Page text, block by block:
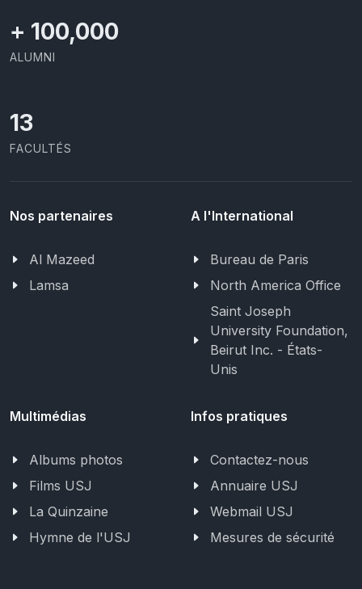
+ 100,000
ALUMNI
13
FACULTÉS
Nos partenaires
Al Mazeed
Lamsa
A l'International
Bureau de Paris
North America Office
Saint Joseph
University Foundation,
Beirut Inc. - États-
Unis
Multimédias
Albums photos
Films USJ
La Quinzaine
Hymne de l'USJ
Infos pratiques
Contactez-nous
Annuaire USJ
Webmail USJ
Mesures de sécurité